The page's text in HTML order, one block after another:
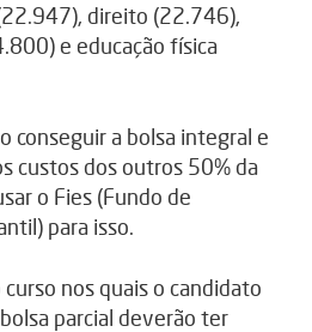
direito (22.746),
e educação física
conseguir a bolsa integral e
custos dos outros 50% da
o Fies (Fundo de
para isso.
nos quais o candidato
parcial deverão ter